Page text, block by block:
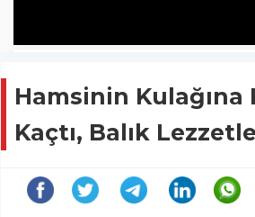
Hamsinin Kulağına
Kaçtı, Balık